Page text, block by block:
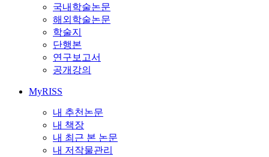
국내학술논문
해외학술논문
학술지
단행본
연구보고서
공개강의
MyRISS
내 추천논문
내 책장
내 최근 본 논문
내 저작물관리